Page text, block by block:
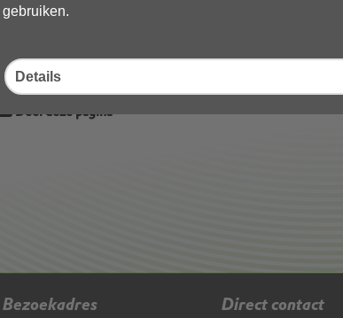
gebruiken.
Details
Download ‘mail06-fw beoordeling rapport
02 juni 2026,pdf, 180kB
Deel deze pagina
Bezoekadres Direct contact